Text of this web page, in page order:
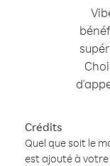
Crédits
Quel que soit le
est ajouté à votre